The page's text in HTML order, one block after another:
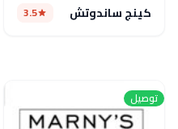
كينج ساندوتش 3.5
توصيل